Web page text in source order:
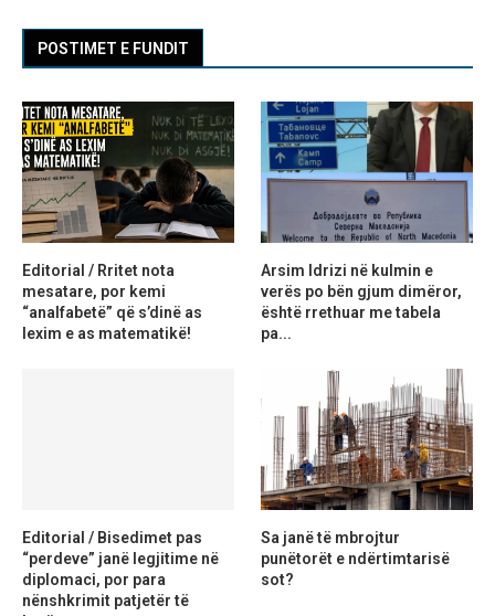
POSTIMET E FUNDIT
Editorial / Rritet nota
mesatare, por kemi
“analfabetë” që s’dinë as
lexim e as matematikë!
Arsim Idrizi në kulmin e
verës po bën gjum dimëror,
është rrethuar me tabela
pa...
Editorial / Bisedimet pas
“perdeve” janë legjitime në
diplomaci, por para
nënshkrimit patjetër të
Sa janë të mbrojtur
punëtorët e ndërtimtarisë
sot?